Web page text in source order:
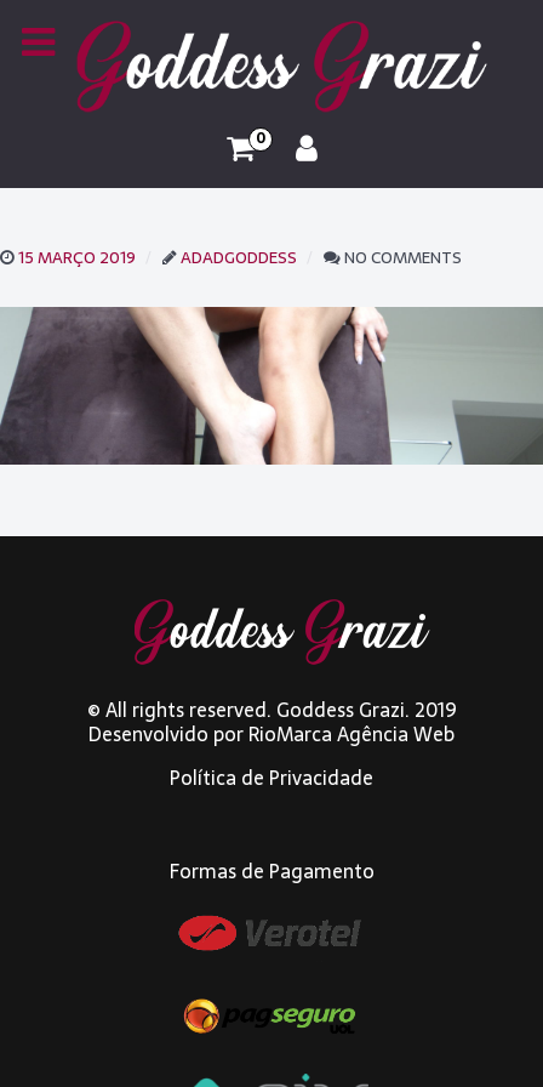
0
15 MARÇO 2019 ADADGODDESS NO COMMENTS
© All rights reserved. Goddess Grazi. 2019
Desenvolvido porRioMarca Agência Web
Política de Privacidade
Formas de Pagamento